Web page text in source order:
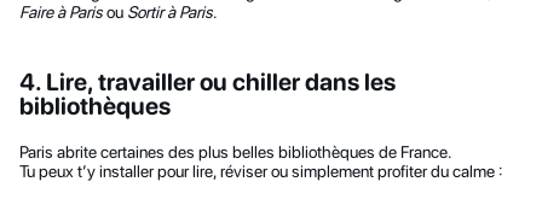
Faire à Paris ou Sortir à Paris.
4. Lire, travailler ou chiller dans les
bibliothèques
Paris abrite certaines des plus belles bibliothèques de France.
Tu peux t’y installer pour lire, réviser ou simplement profiter du calme :